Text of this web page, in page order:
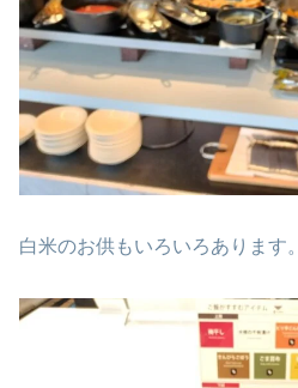
白米のお供もいろいろあります。